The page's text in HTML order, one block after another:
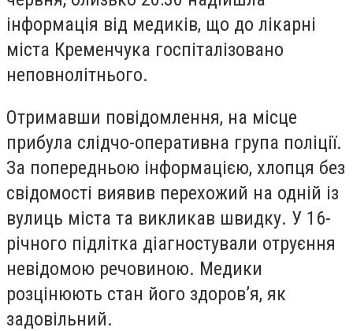
інформація від медиків, що до лікарні
міста Кременчука госпіталізовано
неповнолітнього.
Отримавши повідомлення, на місце
прибула слідчо-оперативна група поліції.
За попередньою інформацією, хлопця без
свідомості виявив перехожий на одній із
вулиць міста та викликав швидку. У 16-
річного підлітка діагностували отруєння
невідомою речовиною. Медики
розцінюють стан його здоров’я, як
задовільний.